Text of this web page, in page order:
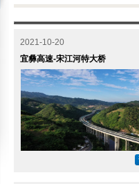
2021-10-20
宜彝高速-宋江河特大桥